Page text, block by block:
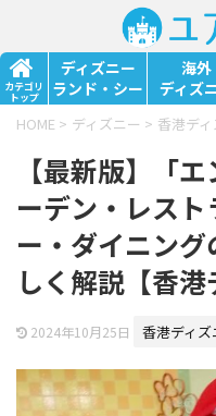
カテゴリ
トップ
ディズニー
ランド・シー
海外
ディズ
HOME > ディズニー > 香港デ
【最新版】「
ーデン・レス
ー・ダイニン
しく解説【香港
2024年10月25日 香港ディズ